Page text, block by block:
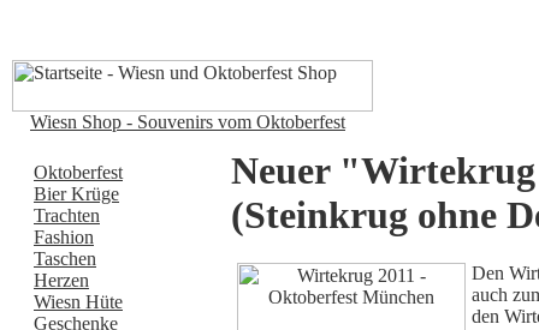
Wiesn Shop - Souvenirs vom Oktoberfest
Oktoberfest
Bier Krüge
Trachten
Fashion
Taschen
Herzen
Wiesn Hüte
Geschenke
Neuer
(Steinkrug ohne
Den
auch
den